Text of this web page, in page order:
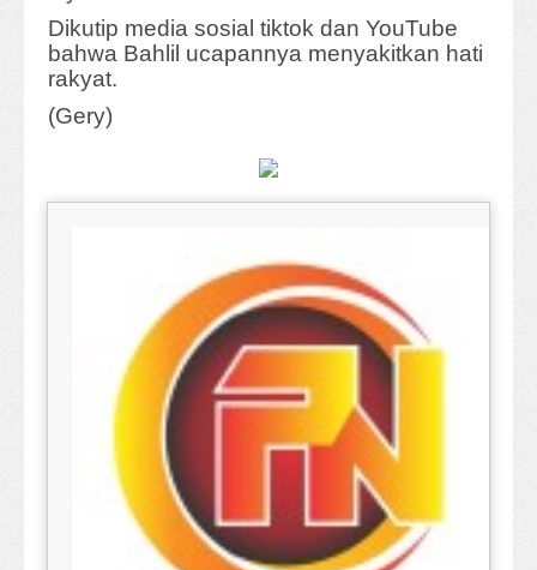
Dikutip media sosial tiktok dan YouTube
bahwa Bahlil ucapannya menyakitkan hati
rakyat.
(Gery)